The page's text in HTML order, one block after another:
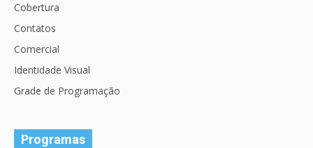
Cobertura
Contatos
Comercial
Identidade Visual
Grade de Programação
Programas